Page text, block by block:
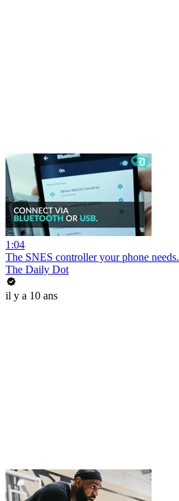
1:04
The SNES controller your phone needs.
The Daily Dot
il y a 10 ans